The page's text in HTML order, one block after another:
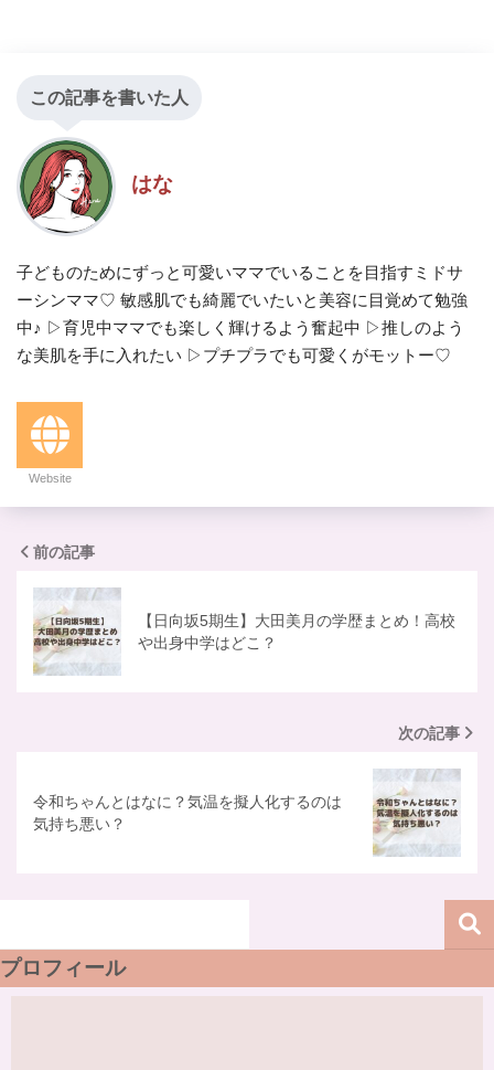
この記事を書いた人
はな
子どものためにずっと可愛いママでいることを目指すミドサ
ーシンママ♡ 敏感肌でも綺麗でいたいと美容に目覚めて勉強
中♪ ▷育児中ママでも楽しく輝けるよう奮起中 ▷推しのよう
な美肌を手に入れたい ▷プチプラでも可愛くがモットー♡
Website
前の記事
【日向坂5期生】大田美月の学歴まとめ！高校
や出身中学はどこ？
次の記事
令和ちゃんとはなに？気温を擬人化するのは
気持ち悪い？
プロフィール